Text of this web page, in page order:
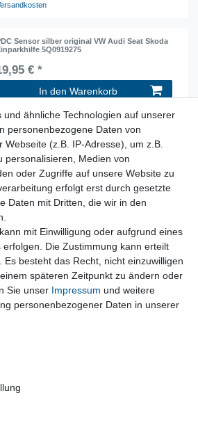
Sensor silber original VW Audi Seat Skoda
5Q0919275
€ *
In den Warenkorb
PDC Sensor schwarz LY9B original VW Audi
Skoda Einparkhilfe 5Q0919275
€ *
In den Warenkorb
inkl. ges. MwSt.
Versandkosten
Vertrag widerrufen
widerrufen
und ähnliche Technologien auf unserer
personenbezogene Daten von
Webseite (z.B. IP-Adresse), um z.B.
personalisieren, Medien von
oder Zugriffe auf unsere Website zu
erfolgt erst durch gesetzte
Daten mit Dritten, die wir in den
mit Einwilligung oder aufgrund eines
Die Zustimmung kann erteilt
besteht das Recht, nicht einzuwilligen
späteren Zeitpunkt zu ändern oder
Sie unser Impressum und weitere
personenbezogener Daten in unserer